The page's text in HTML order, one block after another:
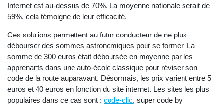
Internet est au-dessus de 70%. La moyenne nationale serait de
59%, cela témoigne de leur efficacité.
Ces solutions permettent au futur conducteur de ne plus
débourser des sommes astronomiques pour se former. La
somme de 300 euros était déboursée en moyenne par les
apprenants dans une auto-école classique pour réviser son
code de la route auparavant. Désormais, les prix varient entre 5
euros et 40 euros en fonction du site internet. Les sites les plus
populaires dans ce cas sont : code-clic, super code by